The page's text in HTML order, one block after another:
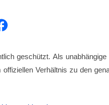
geschützt. Als unabhängige
Verhältnis zu den